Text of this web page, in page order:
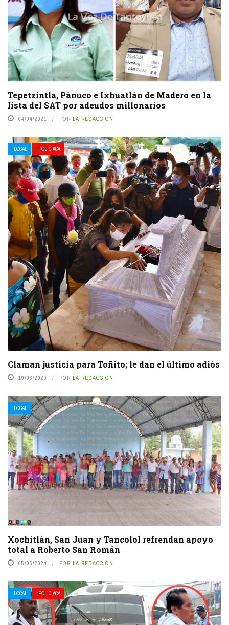
Tepetzintla, Pánuco e Ixhuatlán de Madero en la
lista del SAT por adeudos millonarios
04/04/2021 POR LA REDACCIÓN
LOCAL POLICIACA
Claman justicia para Toñito; le dan el último adiós
19/06/2020 POR LA REDACCIÓN
LOCAL
Xochitlán, San Juan y Tancolol refrendan apoyo
total a Roberto San Román
05/05/2024 POR LA REDACCIÓN
LOCAL POLICIACA